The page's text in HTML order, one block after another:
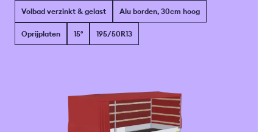
Volbad verzinkt & gelast Alu borden, 30cm hoog
Oprijplaten 15° 195/50R13